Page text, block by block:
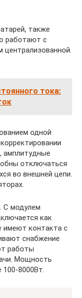
также
работают с
тока:
одной
амплитудные
отключаться
во внешней цепи.
С модулем
как
имеют контакта с
снабжение
работы
Мощность
8000Вт.